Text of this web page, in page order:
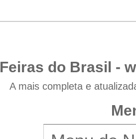
Feiras do Brasil -
A mais completa e